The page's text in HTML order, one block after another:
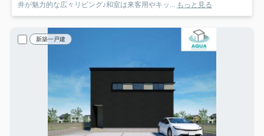
井が魅力的な広々リビング♪和室は来客用やキッ... もっと見る
新築一戸建